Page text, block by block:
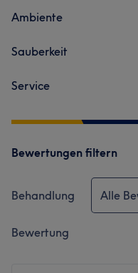
Ambiente
Sauberkeit
Service
Bewertungen filtern
Behandlung Alle
Bewertung